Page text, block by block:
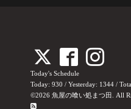
Today's Schedule
Today: 930 / Yesterday: 1344 /
©2026 魚屋の喰い処まつ田 . All